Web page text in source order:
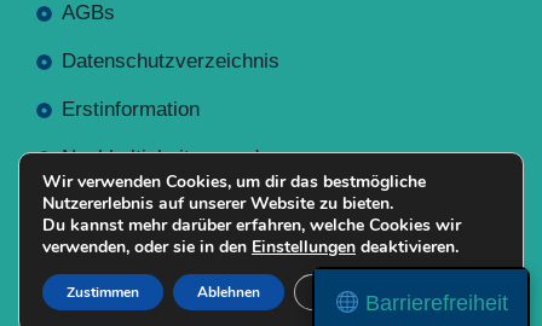
AGBs
Datenschutzverzeichnis
Erstinformation
Nachhaltigkeitsverordnung
Mit Erstellt NR-Webservices.de
Barrierefreiheit
Wir verwenden Cookies, um dir das bestmögliche
Nutzererlebnis auf unserer Website zu bieten.
Du kannst mehr darüber erfahren, welche Cookies wir
verwenden, oder sie in den Einstellungen deaktivieren.
Zustimmen Ablehnen Einstellungen